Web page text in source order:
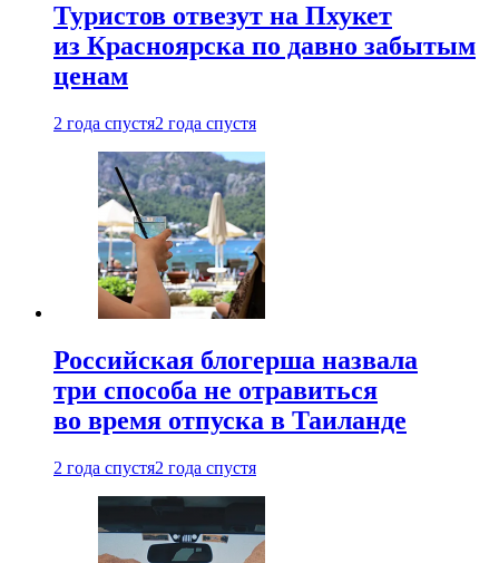
Туристов отвезут на Пхукет
из Красноярска по давно забытым
ценам
2 года спустя2 года спустя
Российская блогерша назвала
три способа не отравиться
во время отпуска в Таиланде
2 года спустя2 года спустя